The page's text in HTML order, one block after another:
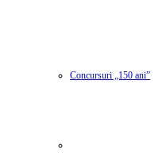
Concursuri „150 ani”